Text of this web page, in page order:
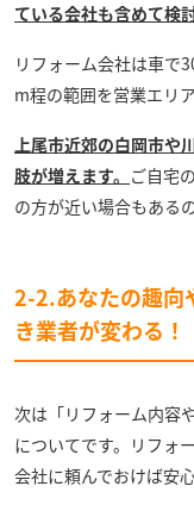
ている会社も含めて検
リフォーム会社は車で
m程の範囲を営業エリ
上尾市近郊の白岡市や
肢が増えます。 ご自宅
の方が近い場合もある
2-2.あなたの趣向
き業者が変わる！
次は「リフォーム内容
についてです。リフォ
会社に頼んでおけば安